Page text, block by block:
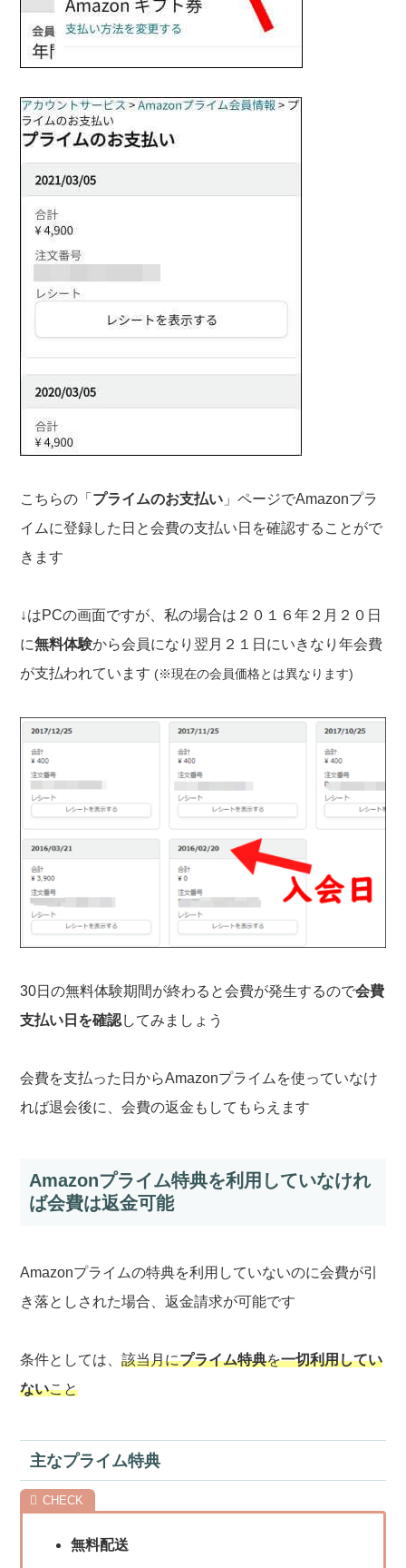
こちらの「 プライムのお支払い 」ページでAmazonプラ
イムに登録した日と会費の支払い日を確認することがで
きます
↓はPCの画面ですが、私の場合は２０１６年２月２０日
に無料体験から会員になり翌月２１日にいきなり年会費
が支払われています (※現在の会員価格とは異なります)
30日の無料体験期間が終わると会費が発生するので会費
支払い日を確認してみましょう
会費を支払った日からAmazonプライムを使っていなけ
れば退会後に、会費の返金もしてもらえます
Amazonプライム特典を利用していなけれ
ば会費は返金可能
Amazonプライムの特典を利用していないのに会費が引
き落としされた場合、返金請求が可能です
条件としては、該当月にプライム特典を一切利用してい
ないこと
主なプライム特典
無料配送